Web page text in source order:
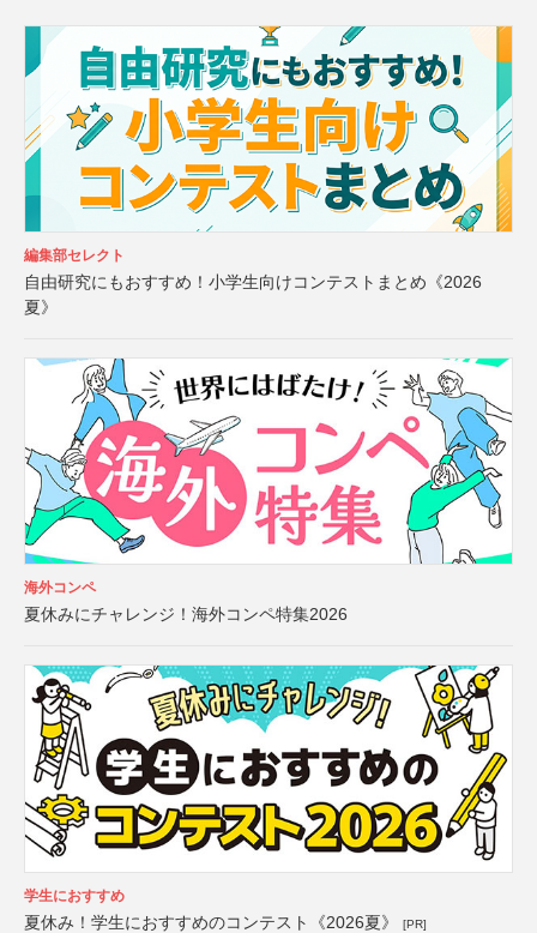
編集部セレクト
自由研究にもおすすめ！小学生向けコンテストまとめ《2026
夏》
海外コンペ
夏休みにチャレンジ！海外コンペ特集2026
学生におすすめ
夏休み！学生におすすめのコンテスト《2026夏》 [PR]